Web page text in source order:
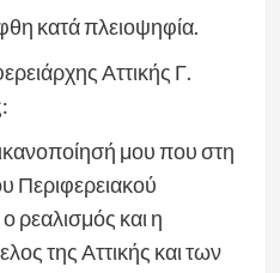
κατά πλειοψηφία.
Αττικής Γ.
μου που στη
Περιφερειακού
ρεαλισμός και η
της Αττικής και των